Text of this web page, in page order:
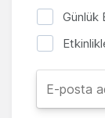
Günlük